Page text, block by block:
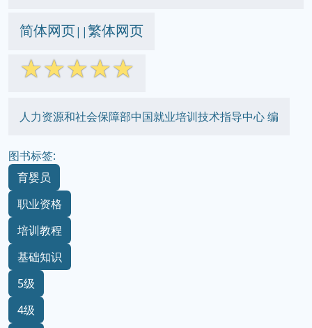
简体网页||繁体网页
☆☆☆☆☆
人力资源和社会保障部中国就业培训技术指导中心 编
图书标签:
育婴员
职业资格
培训教程
基础知识
5级
4级